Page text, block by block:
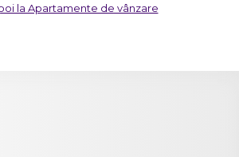
la Apartamente de vânzare